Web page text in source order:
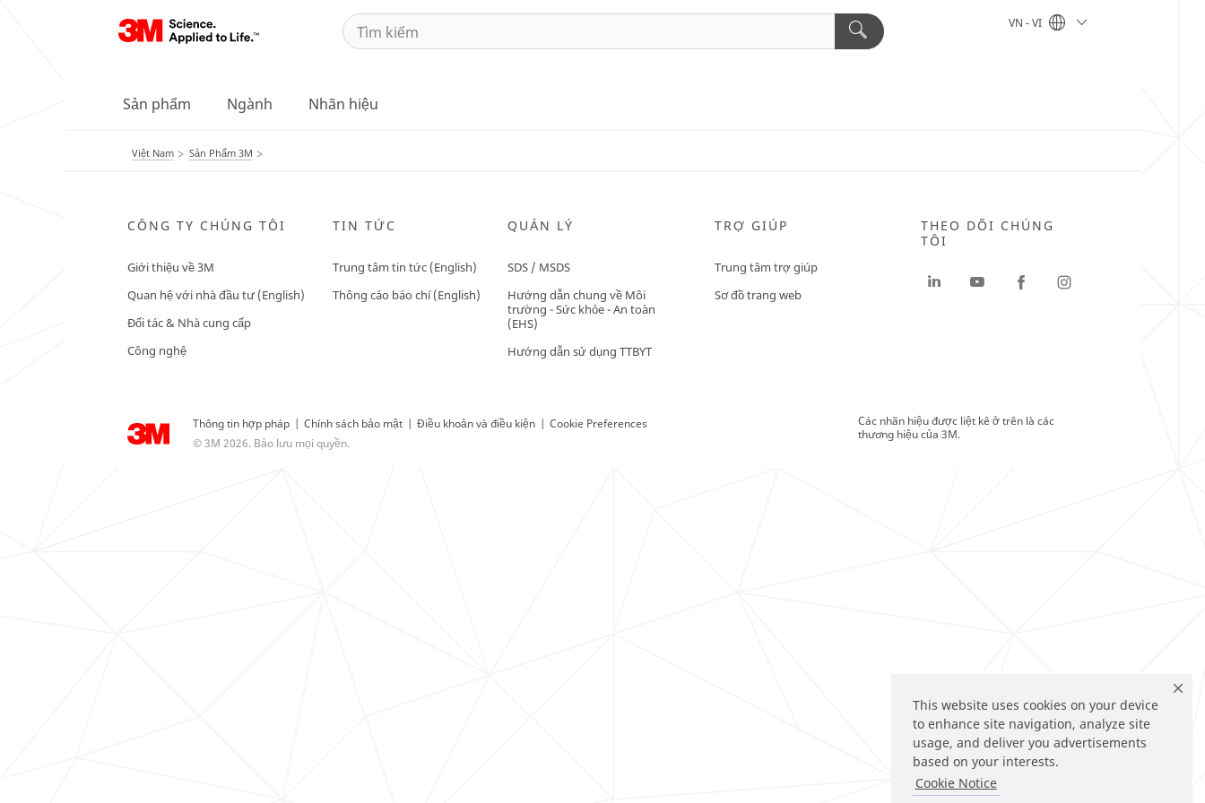
This website uses cookies on your device
to enhance site navigation, analyze site
usage, and deliver you advertisements
based on your interests.
Cookie Notice
VN - VI
Sản phẩm Ngành Nhãn hiệu
Việt Nam Sản Phẩm 3M
CÔNG TY CHÚNG TÔI
Giới thiệu về 3M
Quan hệ với nhà đầu tư (English)
Đối tác & Nhà cung cấp
Công nghệ
TIN TỨC
Trung tâm tin tức (English)
Thông cáo báo chí (English)
QUẢN LÝ
SDS / MSDS
Hướng dẫn chung về Môi
trường - Sức khỏe - An toàn
(EHS)
Hướng dẫn sử dụng TTBYT
TRỢ GIÚP
Trung tâm trợ giúp
Sơ đồ trang web
Thông tin hợp pháp | Chính sách bảo mật | Điều khoản và điều kiện | Cookie Preferences
© 3M 2026. Bảo lưu mọi quyền.
THEO DÕI CHÚNG
TÔI
Các nhãn hiệu được liệt kê ở trên là các
thương hiệu của 3M.